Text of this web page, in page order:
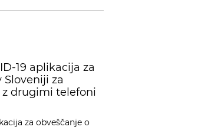
19 aplikacija za
za
z drugimi telefoni
za obveščanje o